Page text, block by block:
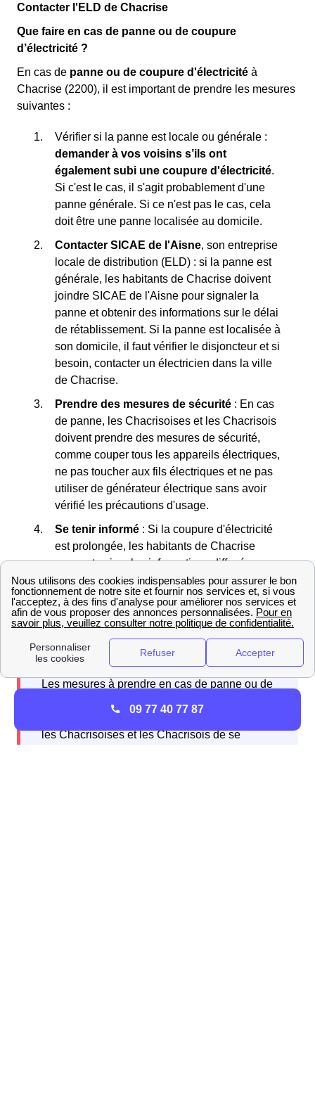
Contacter l'ELD de Chacrise
Que faire en cas de panne ou de coupure
d’électricité ?
En cas de panne ou de coupure d'électricité à
Chacrise (2200), il est important de prendre les mesures
suivantes :
Vérifier si la panne est locale ou générale :
demander à vos voisins s’ils ont
également subi une coupure d'électricité.
Si c'est le cas, il s'agit probablement d'une
panne générale. Si ce n'est pas le cas, cela
doit être une panne localisée au domicile.
Contacter SICAE de l'Aisne, son entreprise
locale de distribution (ELD) : si la panne est
générale, les habitants de Chacrise doivent
joindre SICAE de l'Aisne pour signaler la
panne et obtenir des informations sur le délai
de rétablissement. Si la panne est localisée à
son domicile, il faut vérifier le disjoncteur et si
besoin, contacter un électricien dans la ville
de Chacrise.
Prendre des mesures de sécurité : En cas
de panne, les Chacrisoises et les Chacrisois
doivent prendre des mesures de sécurité,
comme couper tous les appareils électriques,
ne pas toucher aux fils électriques et ne pas
utiliser de générateur électrique sans avoir
vérifié les précautions d'usage.
Se tenir informé : Si la coupure d'électricité
est prolongée, les habitants de Chacrise
peuvent suivre les informations diffusées par
SICAE de l'Aisne pour connaître l'état de la
situation et les délais de rétablissement.
Les mesures à prendre en cas de panne ou de
les Chacrisoises et les Chacrisois de se
09 77 40 77 87